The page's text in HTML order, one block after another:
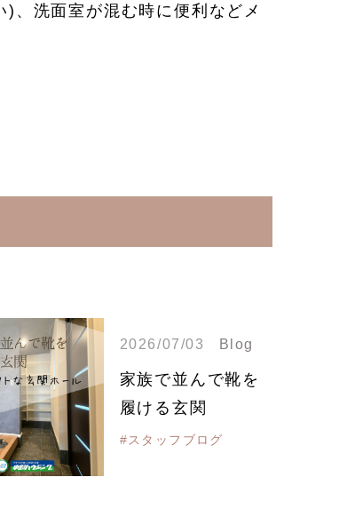
、洗面室が混む時に便利などメ
2026/07/03 Blog
家族で並んで靴を
履ける玄関
#スタッフブログ